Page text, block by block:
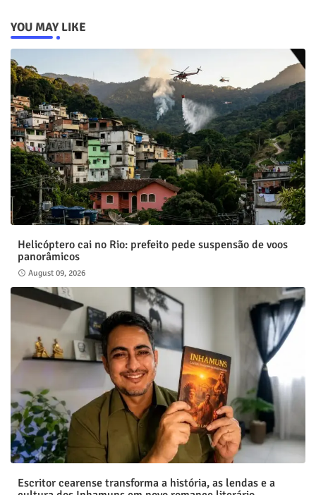
YOU MAY LIKE
Helicóptero cai no Rio: prefeito pede suspensão de voos
panorâmicos
August 09, 2026
Escritor cearense transforma a história, as lendas e a